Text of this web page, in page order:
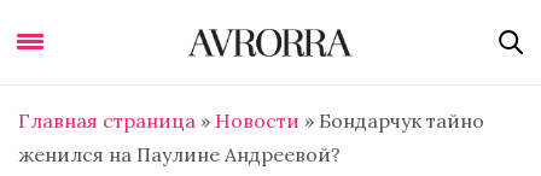
Главная страница » Новости » Бондарчук тайно
женился на Паулине Андреевой?